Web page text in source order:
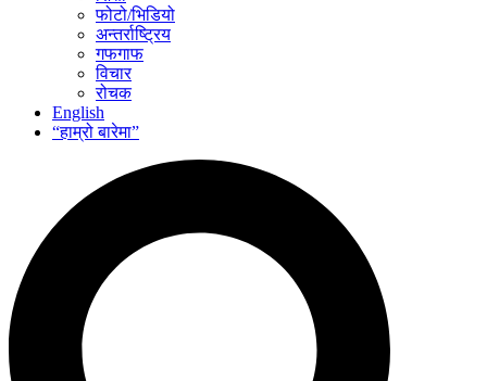
फोटो/भिडियो
अन्तर्राष्ट्रिय
गफगाफ
विचार
रोचक
English
“हाम्रो बारेमा”